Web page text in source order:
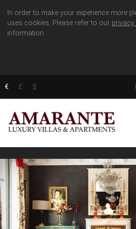
In order to make your experience more
uses cookies. Please refer to our
information.
€ £ $